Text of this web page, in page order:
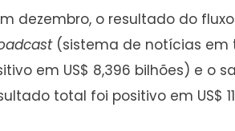
dezembro, o resultado do
(sistema de notícias em
em US$ 8,396 bilhões) e o
total foi positivo em US$